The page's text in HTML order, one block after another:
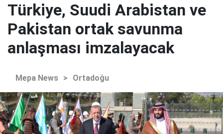
Türkiye, Suudi Arabistan ve
Pakistan ortak savunma
anlaşması imzalayacak
Mepa News > Ortadoğu